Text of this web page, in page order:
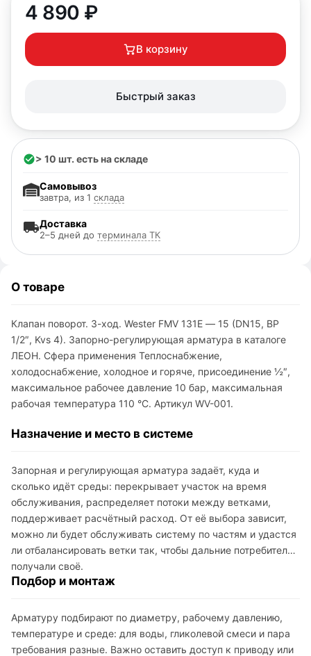
4 890 ₽
В корзину
Быстрый заказ
> 10 шт. есть на складе
Доставка
2–5 дней до терминала ТК
Самовывоз
завтра, из 1 склада
О товаре
Клапан поворот. 3-ход. Wester FMV 131E — 15 (DN15, ВР
1/2″, Kvs 4). Запорно-регулирующая арматура в каталоге
ЛЕОН. Сфера применения Теплоснабжение,
холодоснабжение, холодное и горяче, присоединение ½″,
максимальное рабочее давление 10 бар, максимальная
рабочая температура 110 °C. Артикул WV-001.
Назначение и место в системе
Запорная и регулирующая арматура задаёт, куда и
сколько идёт среды: перекрывает участок на время
обслуживания, распределяет потоки между ветками,
поддерживает расчётный расход. От её выбора зависит,
можно ли будет обслуживать систему по частям и удастся
ли отбалансировать ветки так, чтобы дальние потребители
получали своё.
Подбор и монтаж
Арматуру подбирают по диаметру, рабочему давлению,
температуре и среде: для воды, гликолевой смеси и пара
требования разные. Важно оставить доступ к приводу или